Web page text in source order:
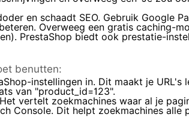
en schaadt SEO. Gebruik Google
Overweeg een gratis caching-
PrestaShop biedt ook prestatie-
benutten:
instellingen in. Dit maakt je URL's
van "product_id=123".
vertelt zoekmachines waar al je
Console. Dit helpt zoekmachines alle